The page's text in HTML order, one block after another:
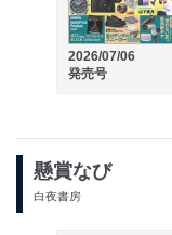
2026/07/06
発売号
懸賞なび
白夜書房